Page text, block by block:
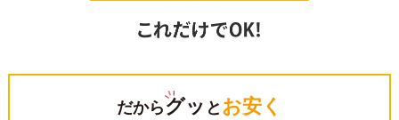
だから グッ と お安く